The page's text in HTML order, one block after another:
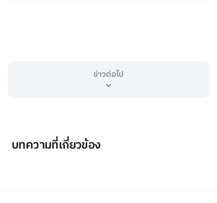
ข่าวต่อไป
บทความที่เกี่ยวข้อง